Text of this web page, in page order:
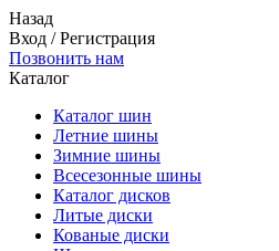
Назад
Вход /Регистрация
Позвонить нам
Каталог
Каталог шин
Летние шины
Зимние шины
Всесезонные шины
Каталог дисков
Литые диски
Кованые диски